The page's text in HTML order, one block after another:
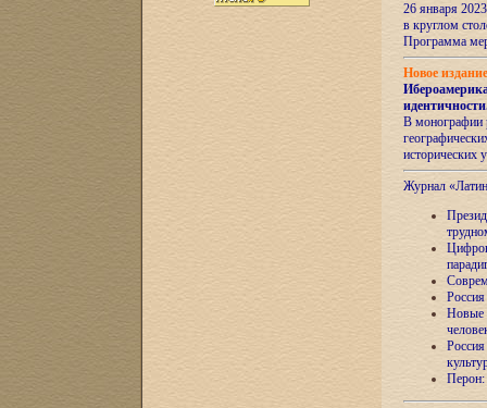
26 января
в круглом
Программа
Новое
идентичности
В монографии
исторических
Журнал
Новые
Перон: